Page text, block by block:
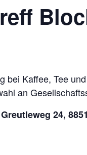
bei Kaffee, Tee
an
24,